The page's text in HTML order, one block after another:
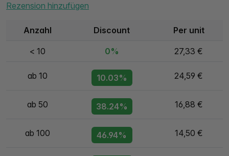
Rezension hinzufügen
Anzahl Discount Per unit
< 10 0% 27,33 €
ab 10 10.03% 24,59 €
ab 50 38.24% 16,88 €
ab 100 46.94% 14,50 €